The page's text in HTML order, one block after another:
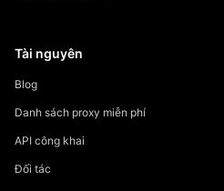
Tài nguyên
Blog
Danh sách proxy miễn phí
API công khai
Đối tác